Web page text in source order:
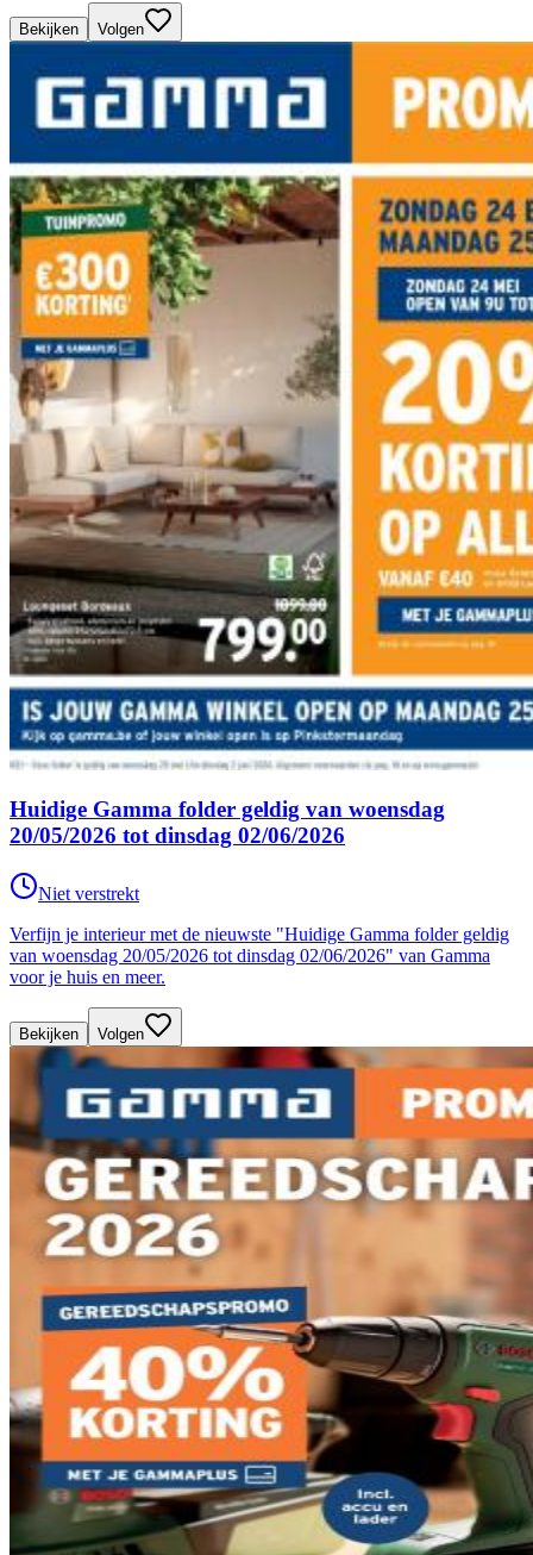
Bekijken Volgen
Huidige Gamma folder geldig van woensdag
20/05/2026 tot dinsdag 02/06/2026
Niet verstrekt
Verfijn je interieur met de nieuwste "Huidige Gamma folder geldig
van woensdag 20/05/2026 tot dinsdag 02/06/2026" van Gamma
voor je huis en meer.
Bekijken Volgen